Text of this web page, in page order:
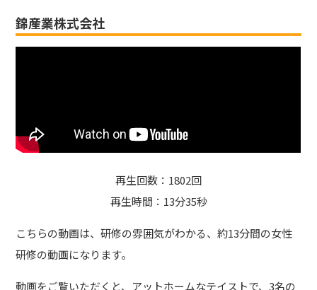
錦産業株式会社
再生回数：1802回
再生時間：13分35秒
こちらの動画は、研修の雰囲気がわかる、約13分間の女性
研修の動画になります。
動画をご覧いただくと、アットホームなテイストで、3名の